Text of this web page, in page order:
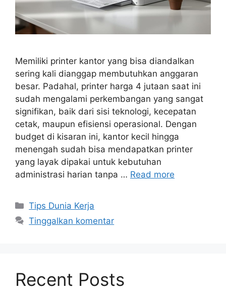
Memiliki printer kantor yang bisa diandalkan
sering kali dianggap membutuhkan anggaran
besar. Padahal, printer harga 4 jutaan saat ini
sudah mengalami perkembangan yang sangat
signifikan, baik dari sisi teknologi, kecepatan
cetak, maupun efisiensi operasional. Dengan
budget di kisaran ini, kantor kecil hingga
menengah sudah bisa mendapatkan printer
yang layak dipakai untuk kebutuhan
administrasi harian tanpa … Read more
Kategori
Tips Dunia Kerja
Tinggalkan komentar
Recent Posts